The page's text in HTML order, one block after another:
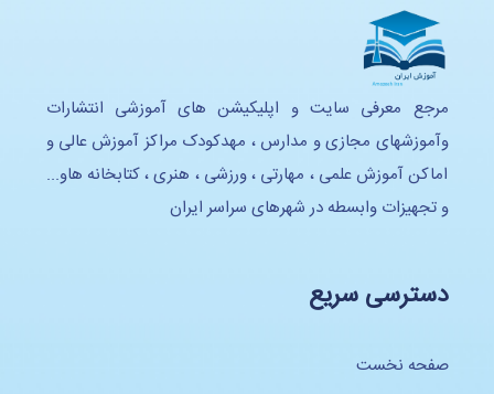
مرجع معرفی سایت و اپلیکیشن های آموزشی انتشارات
وآموزشهای مجازی و مدارس ، مهدکودک مراکز آموزش عالی و
اماکن آموزش علمی ، مهارتی ، ورزشی ، هنری ، کتابخانه هاو...
و تجهیزات وابسطه در شهرهای سراسر ایران
دسترسی سریع
صفحه نخست